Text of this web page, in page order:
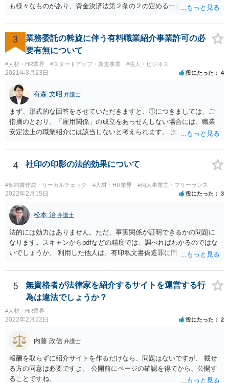
も様々なものがあり、資金決済法第２条の２の定める一定の要件（内
ことが明らかにされました。 この資金決済法第２条の２の定める一
定の要件（内閣府令で定める要件も含む）については、該当条文を見
るだけではなかなか理解し難いところがあるかと思いますし、この掲
示板で回答するには限界がありますので、この分野に詳しそうな弁護
士の方に直接相談なさってみて下さい。 （資金決済法） 第二条の二
金銭債権を有する者（以下この条において「受取人」という。）から
の委託、受取人からの金銭債権の譲受けその他これらに類する方法に
より、当該金銭債権に係る債務者又は当該債務者からの委託（二以上
の段階にわたる委託を含む。）その他これに類する方法により支払を
行う者から弁済として資金を受け入れ、又は他の者に受け入れさせ、
当該受取人に当該資金を移動させる行為（当該資金を当該受取人に交
付することにより移動させる行為を除く。）であって、受取人が個人
（事業として又は事業のために受取人となる場合におけるものを除
く。）であることその他の内閣府令で定める要件を満たすものは、為
替取引に該当するものとする
3
業務委託の斡旋に伴う有料職業紹介事業許可の必
要有無について
#人材・HR業界 #スタートアップ・新規事業 #法人・ビジネス
2021年3月23日 役にたった 4
有森 文昭 弁護士
まず、形式的な回答をさせていただきますと、①につきましては、ご
指摘のとおり、「雇用関係」の成立をあっせんしない場合には、職業
安定法上の職業紹介には該当しないと考えられます。 次に、②につい
は、職業安定法上の職業紹介には該当しないと考えられます。 以上が
形式的な回答になりますが、形式的には、「雇用関係」の成立のあっ
せんではなくとも、実質的には「雇用関係」の成立のあっせんといえ
る場合には、職業紹介に該当すると判断される可能性があります。 こ
の判断は、広範にかつ厳格に行われるので、実質的にみても、問題な
いといえるかには十分注意する必要があります。 また、業務委託契約
のあっせんは、事業主間の商取引を仲介することになりますので、分
野によっては、何らかの許認可等が必要となる可能性がある点にも注
意が必要です。 いずれにしても、慎重に検討、対応いただいた方がよ
いものと存じますので、一度弁護士にご相談いただき、全体的なリー
ガルチェックをしていただくことをお勧めいたします。
4 社印の印影の法的効果について
#契約書作成・リーガルチェック #人材・HR業界 #個人事業主・フリーランス
2022年2月15日 役にたった 3
松本 治 弁護士
法的には効力はありません。ただ、事実関係が証明できるかの問題に
なります。スキャンからpdfなどの精度では、調べればわかるのではな
いでしょうか。 利用した他人は、有印私文書偽造罪に問われることに
なるでしょう。
5
無資格者が法律家を紹介するサイトを運営する行
為は違法でしょうか？
#人材・HR業界
2022年2月22日 役にたった 2
内藤 政信 弁護士
報酬を取らずに紹介サイトを作るだけなら、問題はないですが、 載せ
る方の同意は必要ですよ。 公開前にページの確認を得てから、公開す
ることですね。